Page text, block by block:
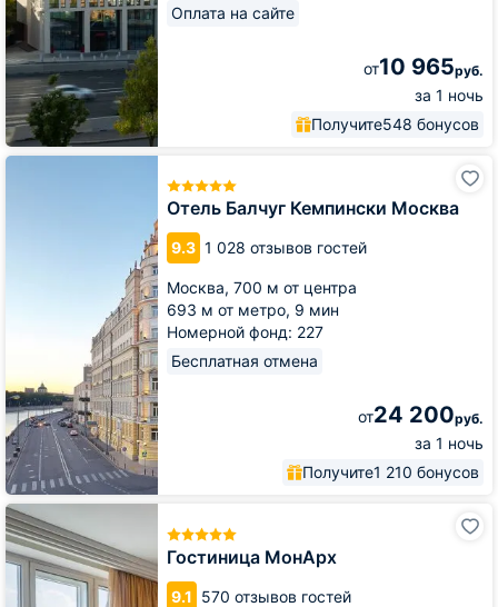
Оплата на сайте
от10 965руб.
за 1 ночь
Получите548 бонусов
Отель Балчуг Кемпински Москва
9.3 1 028 отзывов гостей
Москва, 700 м от центра
693 м от метро, 9 мин
Номерной фонд: 227
Бесплатная отмена
от24 200руб.
за 1 ночь
Получите1 210 бонусов
Отель
Гостиница МонАрх
9.1 570 отзывов гостей
Гостиница
МонАрх